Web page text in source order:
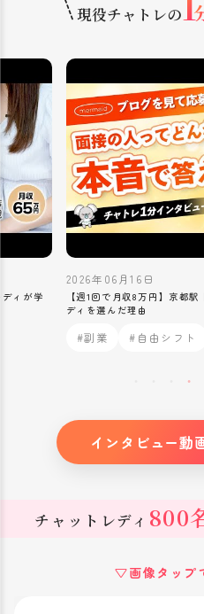
現役チャトレの
ットレ
2026年06月15日
【月収130万円】東京・池袋
へ。チャットレディで人生が
#副業 #自由シフト
インタビュー動
チャットレディ 800
▽画像タップ